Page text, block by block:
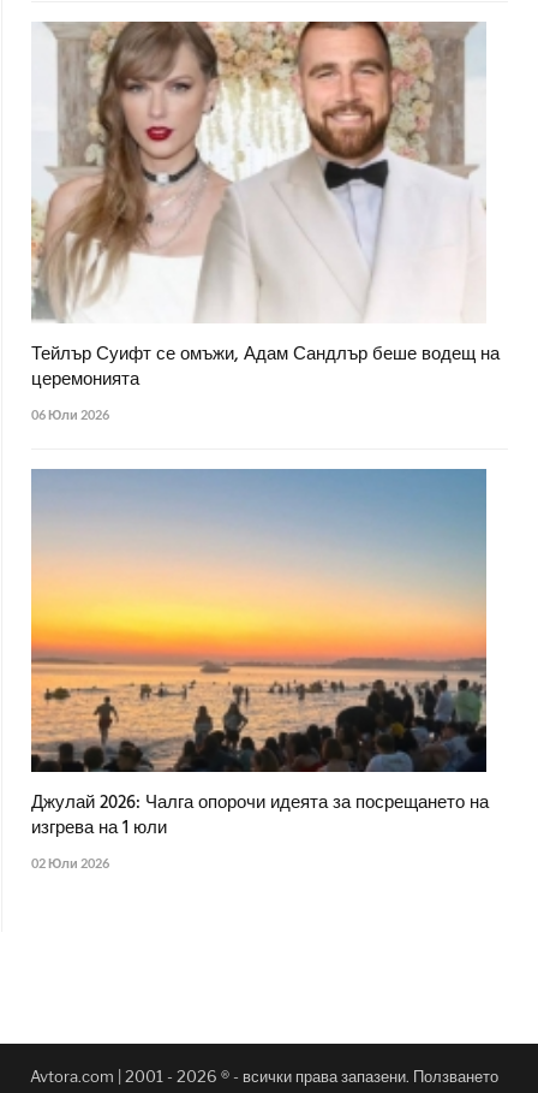
Тейлър Суифт се омъжи, Адам Сандлър беше водещ на
церемонията
06 Юли 2026
Джулай 2026: Чалга опорочи идеята за посрещането на
изгрева на 1 юли
02 Юли 2026
Avtora.com | 2001 - 2026 ® - всички права запазени. Ползването